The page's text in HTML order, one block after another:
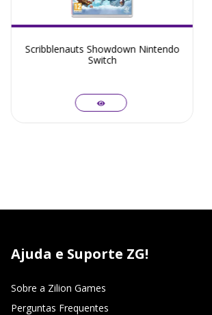
Scribblenauts Showdown Nintendo
Switch
Ajuda e Suporte ZG!
Sobre a Zilion Games
Perguntas Frequentes